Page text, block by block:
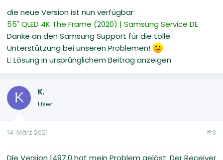
die neue Version ist nun verfügbar:
55" QLED 4K The Frame (2020) | Samsung Service DE
Danke an den Samsung Support für die tolle
Unterstützung bei unseren Problemen!
L: Lösung in ursprünglichem Beitrag anzeigen
K K.
User
14. März 2021 #3
Die Version 1497.0 hat mein Problem gelöst. Der Receiver